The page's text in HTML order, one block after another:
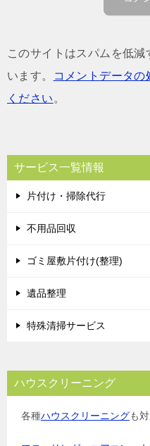
このサイトはスパムを低
います。
コメントデータ
ください 。
サービス一覧情報
片付け・掃除代行
不用品回収
ゴミ屋敷片付け(整理)
遺品整理
特殊清掃サービス
ハウスクリーニング
各種ハウスクリーニングも